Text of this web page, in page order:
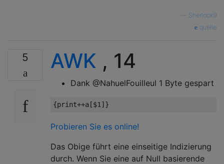
Sherlock9
quelle
5 AWK , 14
Dank @NahuelFouilleul 1 Byte gespart
Probieren Sie es online!
Das Obige führt eine einseitige Indizierung
durch. Wenn Sie eine auf Null basierende